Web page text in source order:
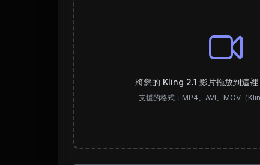
將您的 Kling 2.1 影片拖放到這
支援的格式：MP4、AVI、MOV（